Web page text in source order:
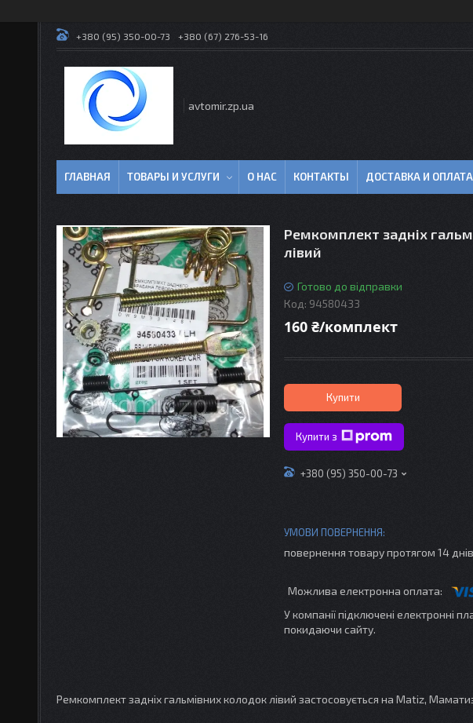
+380 (95) 350-00-73 +380 (67) 276-53-16
avtomir.zp.ua
ГЛАВНАЯ ТОВАРЫ И УСЛУГИ О НАС КОНТАКТЫ ДОСТАВКА И ОПЛАТА
Ремкомплект задніх
лівий
Готово до відправки
Код: 94580433
160 ₴/комплект
Купити
Купити з
+380 (95) 350-00-73
повернення товару протягом 14 днів
У компанії підключені електронні
покидаючи сайту.
Ремкомплект задніх гальмівних колодок лівий застосовується на Matiz,